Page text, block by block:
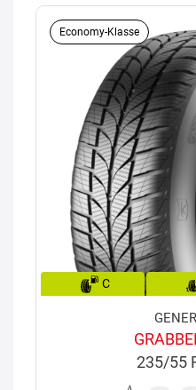
Economy-Klasse
C
235/55